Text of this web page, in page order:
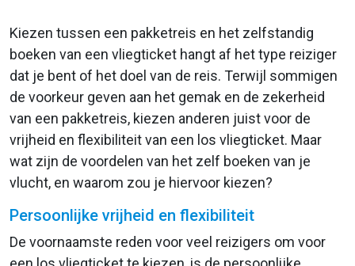
Kiezen tussen een pakketreis en het zelfstandig
boeken van een vliegticket hangt af het type reiziger
dat je bent of het doel van de reis. Terwijl sommigen
de voorkeur geven aan het gemak en de zekerheid
van een pakketreis, kiezen anderen juist voor de
vrijheid en flexibiliteit van een los vliegticket. Maar
wat zijn de voordelen van het zelf boeken van je
vlucht, en waarom zou je hiervoor kiezen?
Persoonlijke vrijheid en flexibiliteit
De voornaamste reden voor veel reizigers om voor